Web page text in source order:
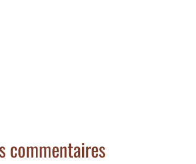
commentaires